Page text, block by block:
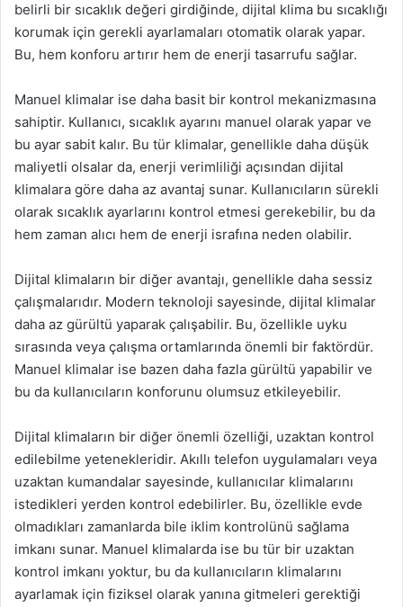
belirli bir sıcaklık değeri girdiğinde, dijital klima bu sıcaklığı
korumak için gerekli ayarlamaları otomatik olarak yapar.
Bu, hem konforu artırır hem de enerji tasarrufu sağlar.
Manuel klimalar ise daha basit bir kontrol mekanizmasına
sahiptir. Kullanıcı, sıcaklık ayarını manuel olarak yapar ve
bu ayar sabit kalır. Bu tür klimalar, genellikle daha düşük
maliyetli olsalar da, enerji verimliliği açısından dijital
klimalara göre daha az avantaj sunar. Kullanıcıların sürekli
olarak sıcaklık ayarlarını kontrol etmesi gerekebilir, bu da
hem zaman alıcı hem de enerji israfına neden olabilir.
Dijital klimaların bir diğer avantajı, genellikle daha sessiz
çalışmalarıdır. Modern teknoloji sayesinde, dijital klimalar
daha az gürültü yaparak çalışabilir. Bu, özellikle uyku
sırasında veya çalışma ortamlarında önemli bir faktördür.
Manuel klimalar ise bazen daha fazla gürültü yapabilir ve
bu da kullanıcıların konforunu olumsuz etkileyebilir.
Dijital klimaların bir diğer önemli özelliği, uzaktan kontrol
edilebilme yetenekleridir. Akıllı telefon uygulamaları veya
uzaktan kumandalar sayesinde, kullanıcılar klimalarını
istedikleri yerden kontrol edebilirler. Bu, özellikle evde
olmadıkları zamanlarda bile iklim kontrolünü sağlama
imkanı sunar. Manuel klimalarda ise bu tür bir uzaktan
kontrol imkanı yoktur, bu da kullanıcıların klimalarını
ayarlamak için fiziksel olarak yanına gitmeleri gerektiği